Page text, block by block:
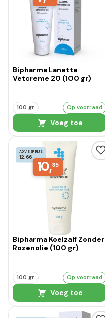
Bipharma Lanette
Vetcreme 20 (100 gr)
100 gr Op voorraad
Voeg toe
ADVIESPRIJS
12,66
10,35
Bipharma Koelzalf Zonder
Rozenolie (100 gr)
100 gr Op voorraad
Voeg toe